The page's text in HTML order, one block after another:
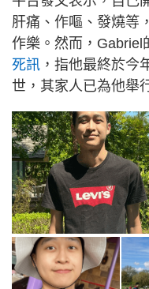
肝痛、作嘔、發燒等
作樂。然而，Gabriel
死訊 ，指他最終於今
世，其家人已為他舉